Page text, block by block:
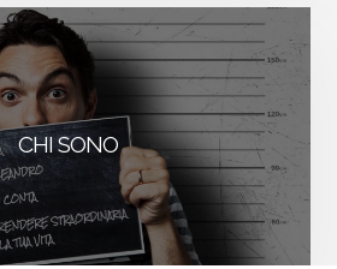
CHI SONO